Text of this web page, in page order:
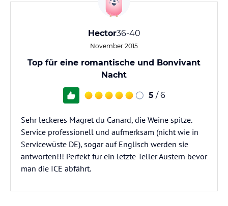
Hector36-40
November 2015
Top für eine romantische und Bonvivant
Nacht
5 / 6
Sehr leckeres Magret du Canard, die Weine spitze.
Service professionell und aufmerksam (nicht wie in
Servicewüste DE), sogar auf Englisch werden sie
antworten!!! Perfekt für ein letzte Teller Austern bevor
man die ICE abfährt.